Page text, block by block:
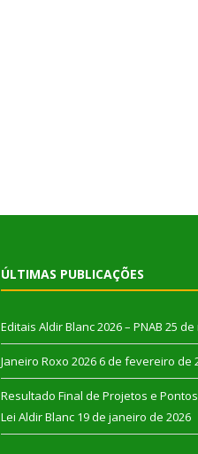
ÚLTIMAS PUBLICAÇÕES
Editais Aldir Blanc 2026 – PNAB 25 de
Janeiro Roxo 2026 6 de fevereiro de
Resultado Final de Projetos e
Lei Aldir Blanc 19 de janeiro de 2026